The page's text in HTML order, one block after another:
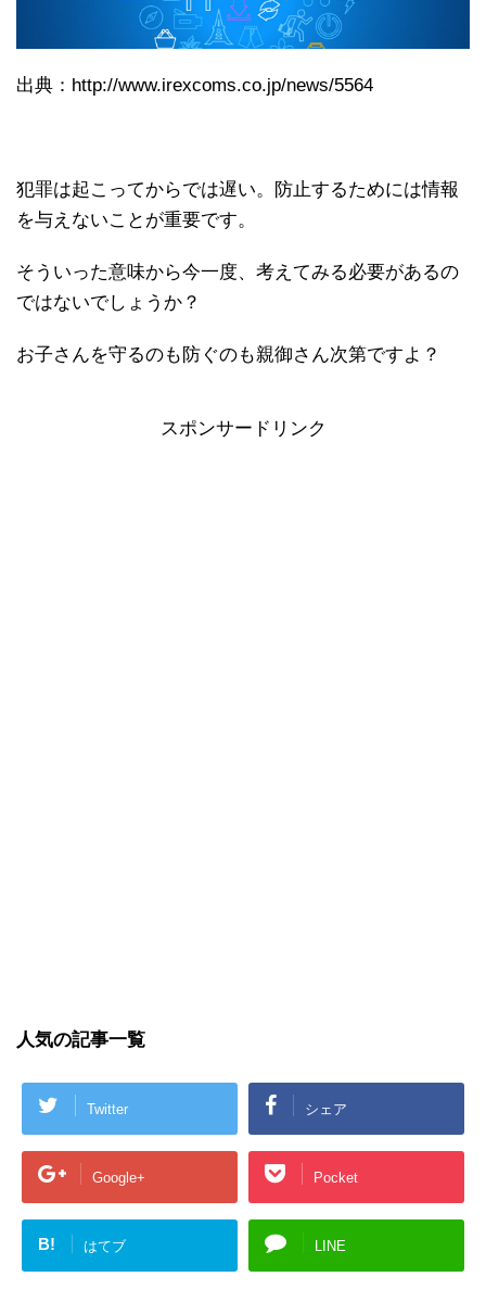
出典：http://www.irexcoms.co.jp/news/5564
犯罪は起こってからでは遅い。防止するためには情報
を与えないことが重要です。
そういった意味から今一度、考えてみる必要があるの
ではないでしょうか？
お子さんを守るのも防ぐのも親御さん次第ですよ？
スポンサードリンク
人気の記事一覧
Twitter シェア
Google+ Pocket
B! はてブ LINE